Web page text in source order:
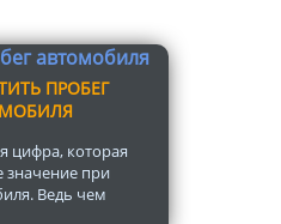
ПРОБЕГ
цифра, которая
при
Ведь чем